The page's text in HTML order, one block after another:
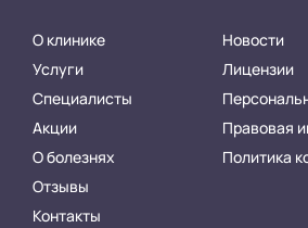
О клинике
Услуги
Специалисты
Акции
О болезнях
Отзывы
Контакты
Новости
Лицензии
Правовая
Политика